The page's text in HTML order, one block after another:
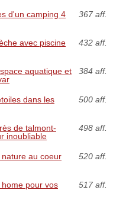
d'un camping 4
367 aff.
avec piscine
432 aff.
aquatique et
384 aff.
dans les
500 aff.
de talmont-
inoubliable
498 aff.
au coeur
520 aff.
pour vos
517 aff.